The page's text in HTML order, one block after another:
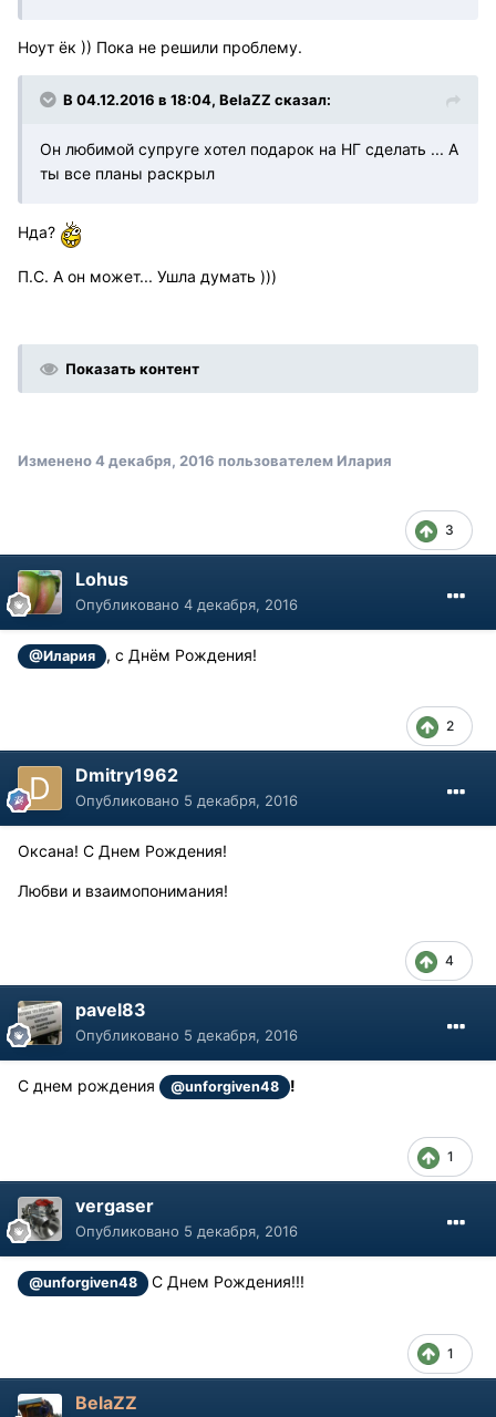
Ноут ёк )) Пока не решили проблему.
В 04.12.2016 в 18:04, BelaZZ сказал:
Он любимой супруге хотел подарок на НГ сделать ... А
ты все планы раскрыл
Нда?
П.С. А он может... Ушла думать )))
Показать контент
Изменено4 декабря, 2016 пользователем Илария
3
Lohus
Опубликовано 4 декабря, 2016
@Илария , с Днём Рождения!
2
Dmitry1962
Опубликовано 5 декабря, 2016
Оксана! С Днем Рождения!
Любви и взаимопонимания!
4
pavel83
Опубликовано 5 декабря, 2016
С днем рождения @unforgiven48 !
1
vergaser
Опубликовано 5 декабря, 2016
@unforgiven48 С Днем Рождения!!!
1
BelaZZ